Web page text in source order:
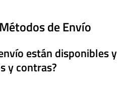
de Envío
están disponibles y
y contras?